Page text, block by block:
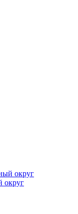
округ
округ